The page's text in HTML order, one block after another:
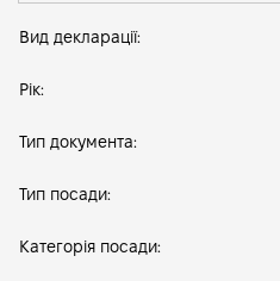
Вид декларації:
Рік:
Тип документа:
Тип посади:
Категорія посади: